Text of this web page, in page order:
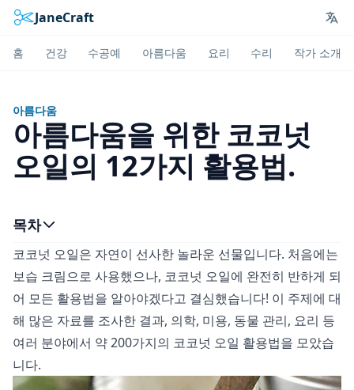
JaneCraft
홈 건강 수공예 아름다움 요리 수리 작가 소개
아름다움
아름다움을 위한 코코넛
오일의 12가지 활용법.
코코넛 오일은 자연이 선사한 놀라운 선물입니다. 처음에는
보습 크림으로 사용했으나, 코코넛 오일에 완전히 반하게 되
어 모든 활용법을 알아야겠다고 결심했습니다! 이 주제에 대
해 많은 자료를 조사한 결과, 의학, 미용, 동물 관리, 요리 등
여러 분야에서 약 200가지의 코코넛 오일 활용법을 모았습
니다.
목차